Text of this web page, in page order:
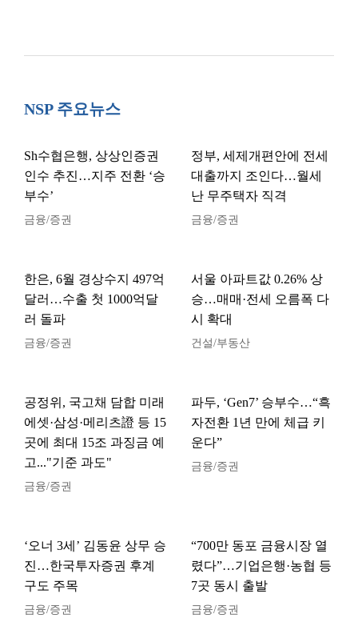
NSP 주요뉴스
Sh수협은행, 상상인증권
인수 추진…지주 전환 ‘승
부수’
금융/증권
정부, 세제개편안에 전세
대출까지 조인다…월세
난 무주택자 직격
금융/증권
한은, 6월 경상수지 497억
달러…수출 첫 1000억달
러 돌파
금융/증권
서울 아파트값 0.26% 상
승…매매·전세 오름폭 다
시 확대
건설/부동산
공정위, 국고채 담합 미래
에셋·삼성·메리츠證 등 15
곳에 최대 15조 과징금 예
고..."기준 과도"
금융/증권
파두, ‘Gen7’ 승부수…“흑
자전환 1년 만에 체급 키
운다”
금융/증권
‘오너 3세’ 김동윤 상무 승
진…한국투자증권 후계
구도 주목
금융/증권
“700만 동포 금융시장 열
렸다”…기업은행·농협 등
7곳 동시 출발
금융/증권